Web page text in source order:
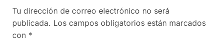
Tu dirección de correo electrónico no será
publicada. Los campos obligatorios están marcados
con *